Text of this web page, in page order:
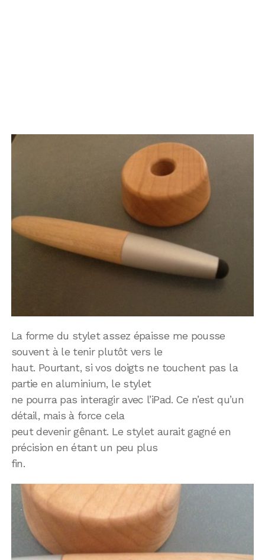
La forme du stylet assez épaisse me pousse
souvent à le tenir plutôt vers le
haut. Pourtant, si vos doigts ne touchent pas la
partie en aluminium, le stylet
ne pourra pas interagir avec l’iPad. Ce n’est qu’un
détail, mais à force cela
peut devenir gênant. Le stylet aurait gagné en
précision en étant un peu plus
fin.